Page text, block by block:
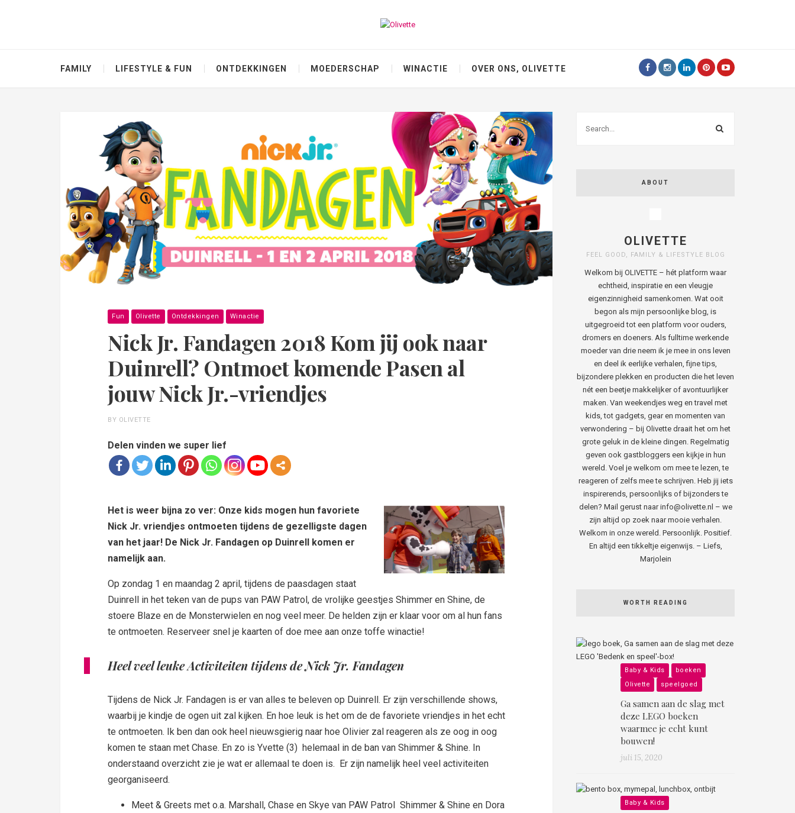
FAMILY LIFESTYLE & FUN ONTDEKKINGEN MOEDERSCHAP WINACTIE OVER ONS, OLIVETTE
Fun Olivette Ontdekkingen Winactie
Nick Jr. Fandagen 2018 Kom jij ook naar
Duinrell? Ontmoet komende Pasen al
jouw Nick Jr.-vriendjes
BY OLIVETTE
Delen vinden we super lief
Het is weer bijna zo ver: Onze kids mogen hun favoriete
Nick Jr. vriendjes ontmoeten tijdens de gezelligste dagen
van het jaar! De Nick Jr. Fandagen op Duinrell komen er
namelijk aan.
Op zondag 1 en maandag 2 april, tijdens de paasdagen staat
Duinrell in het teken van de pups van PAW Patrol, de vrolijke geestjes Shimmer en Shine, de
stoere Blaze en de Monsterwielen en nog veel meer. De helden zijn er klaar voor om al hun fans
te ontmoeten. Reserveer snel je kaarten of doe mee aan onze toffe winactie!
Heel veel leuke Activiteiten tijdens de Nick Jr. Fandagen
Tijdens de Nick Jr. Fandagen is er van alles te beleven op Duinrell. Er zijn verschillende shows,
waarbij je kindje de ogen uit zal kijken. En hoe leuk is het om de de favoriete vriendjes in het echt
te ontmoeten. Ik ben dan ook heel nieuwsgierig naar hoe Olivier zal reageren als ze oog in oog
komen te staan met Chase. En zo is Yvette (3) helemaal in de ban van Shimmer & Shine. In
onderstaand overzicht zie je wat er allemaal te doen is. Er zijn namelijk heel veel activiteiten
georganiseerd.
Meet & Greets met o.a. Marshall, Chase en Skye van PAW Patrol Shimmer & Shine en Dora
ABOUT
OLIVETTE
FEEL GOOD, FAMILY & LIFESTYLE BLOG
Welkom bij OLIVETTE – hét platform waar
echtheid, inspiratie en een vleugje
eigenzinnigheid samenkomen. Wat ooit
begon als mijn persoonlijke blog, is
uitgegroeid tot een platform voor ouders,
dromers en doeners. Als fulltime werkende
moeder van drie neem ik je mee in ons leven
en deel ik eerlijke verhalen, fijne tips,
bijzondere plekken en producten die het leven
nét een beetje makkelijker of avontuurlijker
maken. Van weekendjes weg en travel met
kids, tot gadgets, gear en momenten van
verwondering – bij Olivette draait het om het
grote geluk in de kleine dingen. Regelmatig
geven ook gastbloggers een kijkje in hun
wereld. Voel je welkom om mee te lezen, te
reageren of zelfs mee te schrijven. Heb jij iets
inspirerends, persoonlijks of bijzonders te
delen? Mail gerust naar info@olivette.nl – we
zijn altijd op zoek naar mooie verhalen.
Welkom in onze wereld. Persoonlijk. Positief.
En altijd een tikkeltje eigenwijs. – Liefs,
Marjolein
WORTH READING
Baby & Kids
boeken
Olivette
speelgoed
Ga samen aan de slag met
deze LEGO boeken
waarmee je echt kunt
bouwen!
juli 15, 2020
Baby & Kids